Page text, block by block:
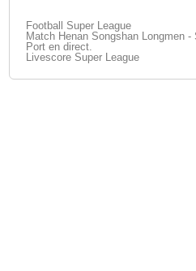
Football Super League
Match Henan Songshan Longmen -
Port en direct.
Livescore Super League